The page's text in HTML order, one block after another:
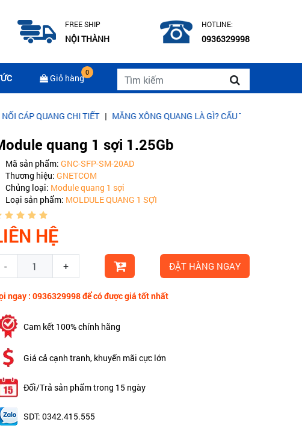
FREE SHIP
NỘI THÀNH
HOTLINE:
0936329998
Giỏ hàng
0
CHI TIẾT|MĂNG XÔNG QUANG LÀ GÌ? CẤU TẠO CỦA MĂNG XÔNG
quang 1 sợi 1.25Gb
Mã sản phẩm: GNC-SFP-SM-20AD
Thương hiệu: GNETCOM
Chủng loại: Module quang 1 sợi
Loại sản phẩm: MOLDULE QUANG 1 SỢI
HỆ
- + ĐẶT HÀNG NGAY
ngay : 0936329998 để có được giá tốt nhất
Cam kết 100% chính hãng
Giá cả cạnh tranh, khuyến mãi cực lớn
Đổi/Trả sản phẩm trong 15 ngày
SDT: 0342.415.555